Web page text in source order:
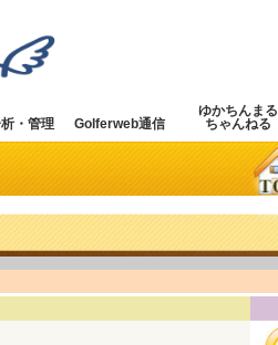
・管理 Golferweb通信
ゆかちんまる
ちゃんねる